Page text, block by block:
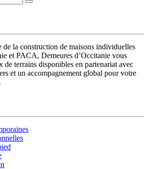
la construction de maisons individuelles
et PACA, Demeures d’Occitanie vous
de terrains disponibles en partenariat avec
et un accompagnement global pour votre